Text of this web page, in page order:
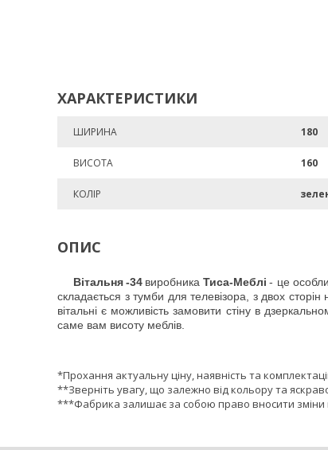
ХАРАКТЕРИСТИКИ
ШИРИНА 180
ВИСОТА 160
КОЛІР
ОПИС
Вітальня -34 виробника Тиса-Меблі - це
складається з тумби для телевізора, з двох
вітальні є можливість замовити стіну в
саме вам висоту меблів.
*Прохання актуальну ціну, наявність та
**Зверніть увагу, що залежно від кольору та
***Фабрика залишає за собою право вносити зміни